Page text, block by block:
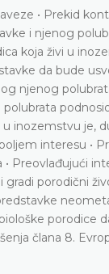
kontakta
polubrata
u inozemstvu •
usvojena ne
• U
je, dugoročno
• Procjena
interesi
život zajedno
neometan
da ponovo
8. Evropske